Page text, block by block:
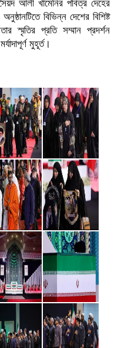
আলী খামেনির পবিত্র দেহের
বিভিন্ন দেশের বিশিষ্ট
স্মৃতির প্রতি সম্মান প্রদর্শন
মুহূর্ত।